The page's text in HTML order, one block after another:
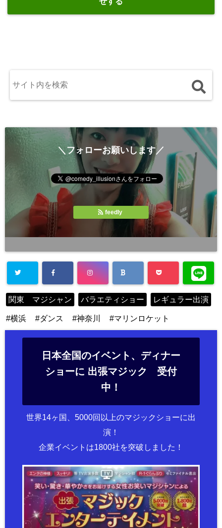
＼フォローお願いします／
feedly
関東 マジシャン バラエティショー レギュラー出演
横浜 ダンス 神奈川 マリンロケット
日本全国のイベント、ディナー
ショーに 出張マジック 受付
中！
世界14ヶ国、5000回以上のマジックショーに出
演！
企業イベントは1800社を突破しました！